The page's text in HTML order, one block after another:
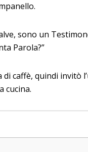
sono un
Parola?”
caffè, quindi invitò
cucina.